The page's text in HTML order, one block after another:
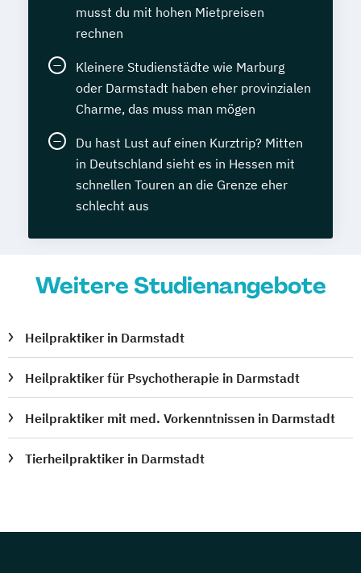
musst du mit hohen Mietpreisen
rechnen
Kleinere Studienstädte wie Marburg
oder Darmstadt haben eher provinzialen
Charme, das muss man mögen
Du hast Lust auf einen Kurztrip? Mitten
in Deutschland sieht es in Hessen mit
schnellen Touren an die Grenze eher
schlecht aus
Weitere Studienangebote
Heilpraktiker in Darmstadt
Heilpraktiker für Psychotherapie in Darmstadt
Heilpraktiker mit med. Vorkenntnissen in Darmstadt
Tierheilpraktiker in Darmstadt